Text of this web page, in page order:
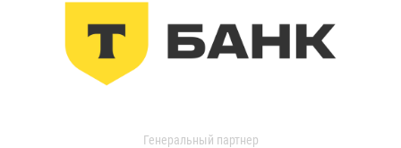
Генеральный партнер